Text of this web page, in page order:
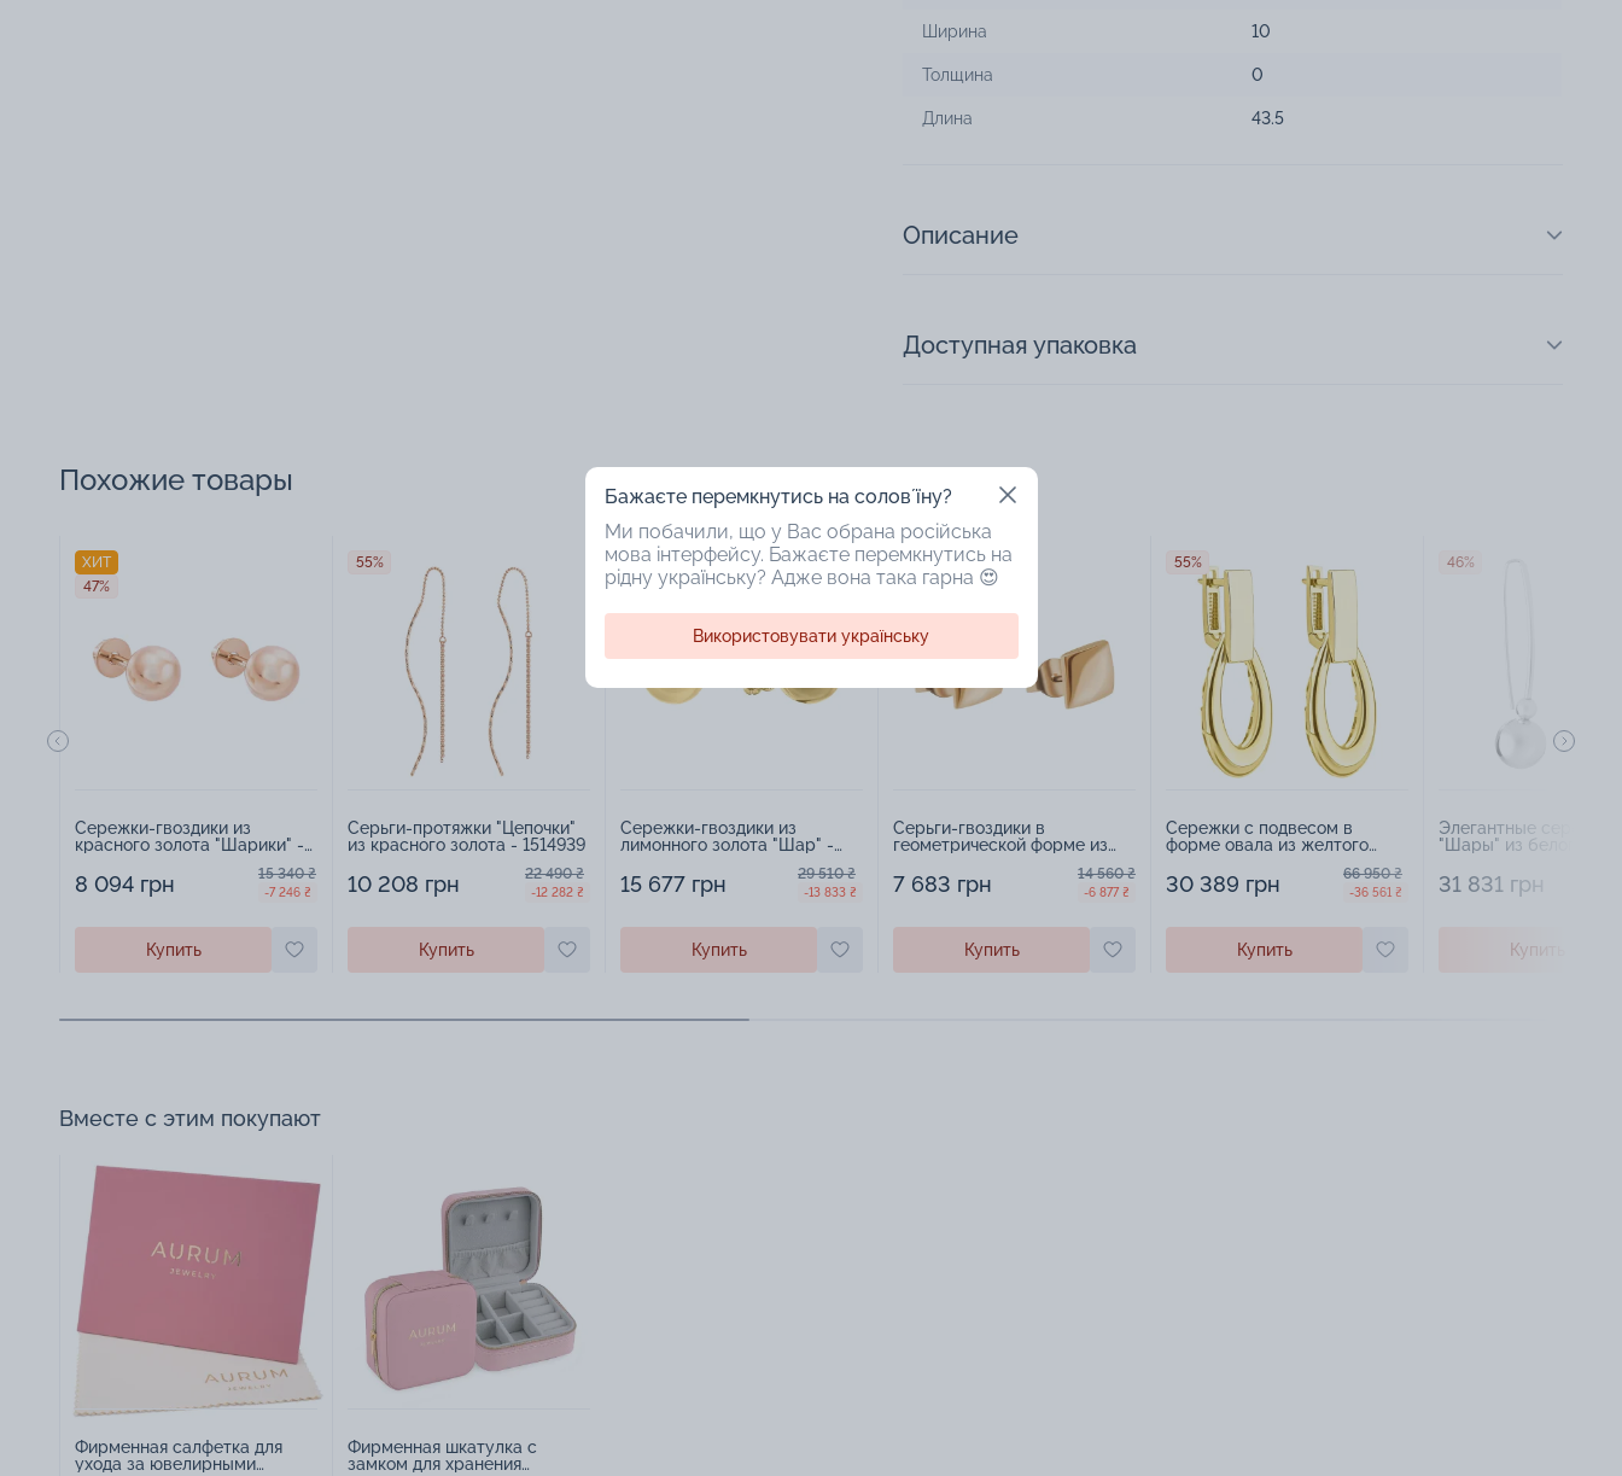
Ширина 10
Толщина 0
Длина 43.5
Описание
Доступная упаковка
Похожие товары
ХИТ
47%
Сережки-гвоздики из
красного золота "Шарики" -
8 094 грн 15 340 ₴
-7 246 ₴
Купить
55%
Серьги-протяжки "Цепочки"
из красного золота - 1514939
10 208 грн 22 490 ₴
-12 282 ₴
Купить
47%
Сережки-гвоздики из
лимонного золота "Шар" -
15 677 грн 29 510 ₴
-13 833 ₴
Купить
47%
Серьги-гвоздики в
геометрической форме из
7 683 грн 14 560 ₴
-6 877 ₴
Купить
55%
Сережки с подвесом в
форме овала из желтого
30 389 грн 66 950 ₴
-36 561 ₴
Купить
46%
Элегантные сережки-
"Шары" из белого
31 831 грн
Купить
Вместе с этим покупают
Фирменная салфетка для
ухода за ювелирными
Фирменная шкатулка с
замком для хранения
Бажаєте перемкнутись на соловʼїну?
Ми побачили, що у Вас обрана російська
мова інтерфейсу. Бажаєте перемкнутись на
рідну українську? Адже вона така гарна 😍
Використовувати українську